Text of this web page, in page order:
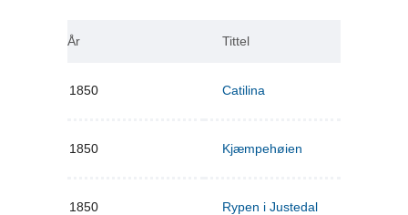
År Tittel
1850 Catilina
1850 Kjæmpehøien
1850 Rypen i Justedal